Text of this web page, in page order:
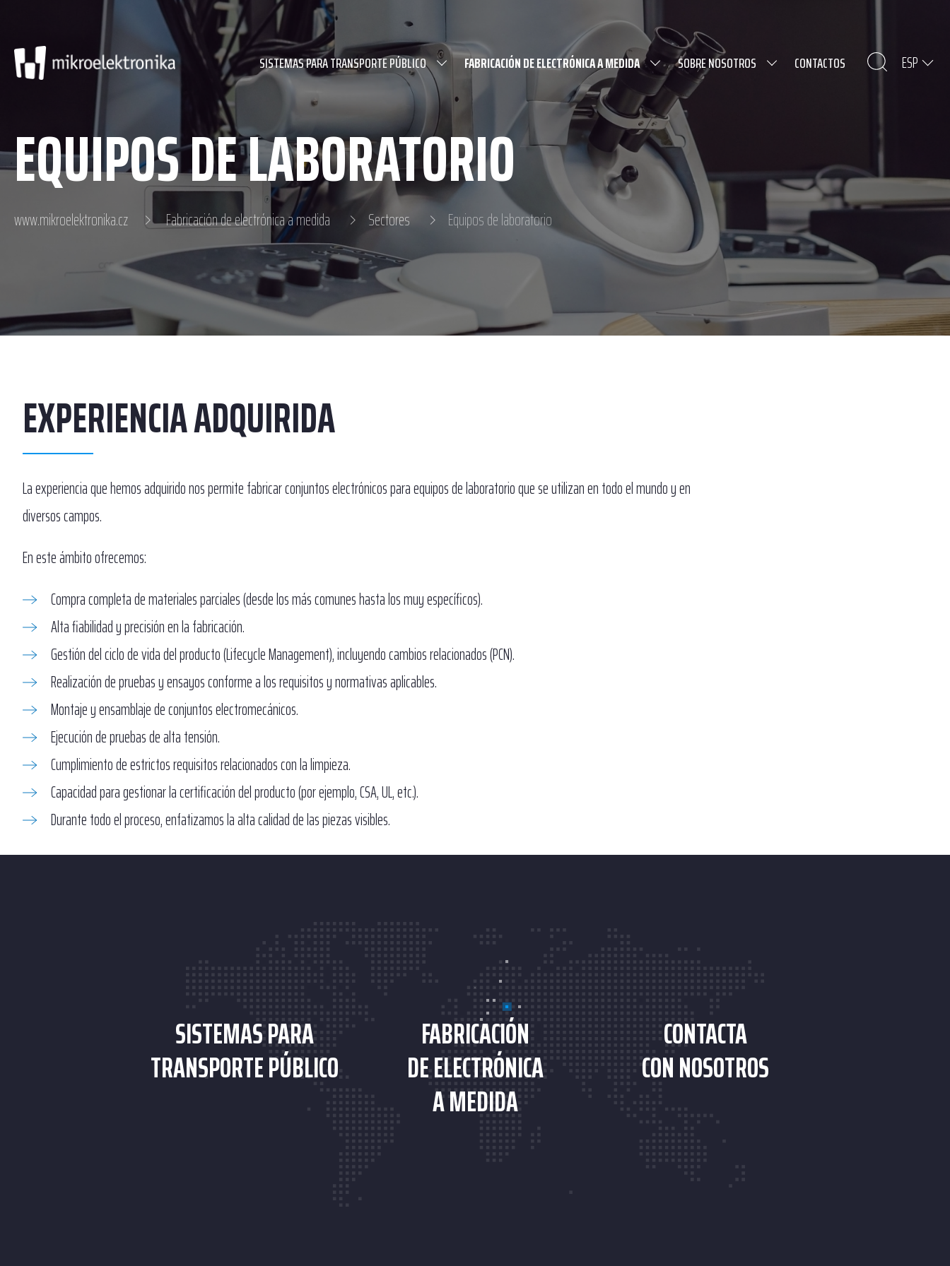
SISTEMAS PARA TRANSPORTE PÚBLICO FABRICACIÓN DE ELECTRÓNICA A MEDIDA SOBRE NOSOTROS CONTACTOS ESP
EQUIPOS DE LABORATORIO
www.mikroelektronika.cz Fabricación de electrónica a medida Sectores Equipos de laboratorio
EXPERIENCIA ADQUIRIDA
La experiencia que hemos adquirido nos permite fabricar conjuntos electrónicos para equipos de laboratorio que se utilizan en todo el mundo y en
diversos campos.
En este ámbito ofrecemos:
Compra completa de materiales parciales (desde los más comunes hasta los muy específicos).
Alta fiabilidad y precisión en la fabricación.
Gestión del ciclo de vida del producto (Lifecycle Management), incluyendo cambios relacionados (PCN).
Realización de pruebas y ensayos conforme a los requisitos y normativas aplicables.
Montaje y ensamblaje de conjuntos electromecánicos.
Ejecución de pruebas de alta tensión.
Cumplimiento de estrictos requisitos relacionados con la limpieza.
Capacidad para gestionar la certificación del producto (por ejemplo, CSA, UL, etc.).
Durante todo el proceso, enfatizamos la alta calidad de las piezas visibles.
SISTEMAS PARA
TRANSPORTE PÚBLICO
FABRICACIÓN
DE ELECTRÓNICA
A MEDIDA
CONTACTA
CON NOSOTROS